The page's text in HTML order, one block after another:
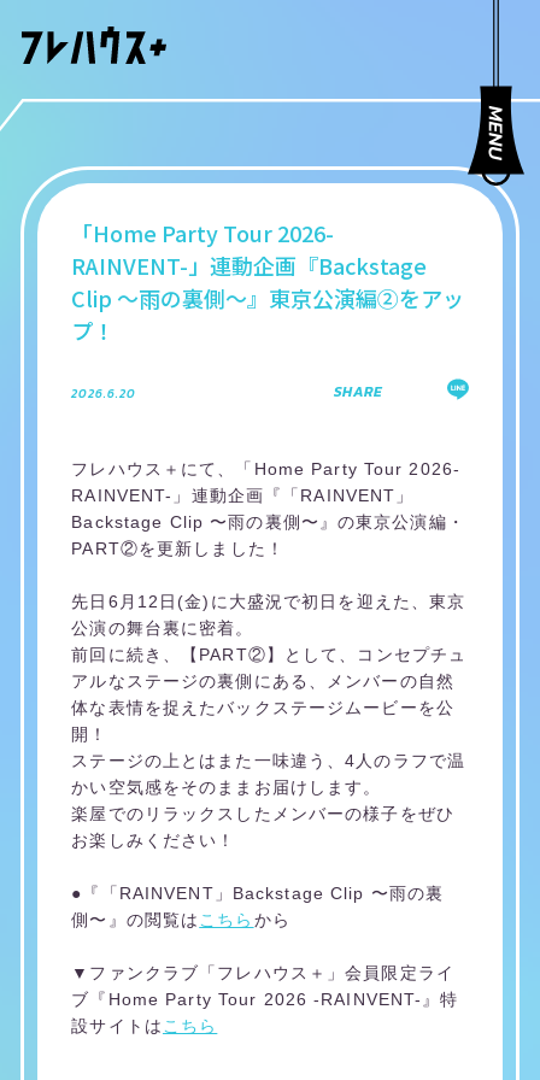
「Home Party Tour 2026-
RAINVENT-」連動企画『Backstage
Clip 〜雨の裏側〜』東京公演編②をアッ
プ！
2026.6.20 SHARE
フレハウス＋にて、「Home Party Tour 2026-
RAINVENT-」連動企画『「RAINVENT」
Backstage Clip 〜雨の裏側〜』の東京公演編・
PART②を更新しました！
先日6月12日(金)に大盛況で初日を迎えた、東京
公演の舞台裏に密着。
前回に続き、【PART②】として、コンセプチュ
アルなステージの裏側にある、メンバーの自然
体な表情を捉えたバックステージムービーを公
開！
ステージの上とはまた一味違う、4人のラフで温
かい空気感をそのままお届けします。
楽屋でのリラックスしたメンバーの様子をぜひ
お楽しみください！
●『「RAINVENT」Backstage Clip 〜雨の裏
側〜』の閲覧はこちら から
▼ファンクラブ「フレハウス＋」会員限定ライ
ブ『Home Party Tour 2026 -RAINVENT-』特
設サイトはこちら